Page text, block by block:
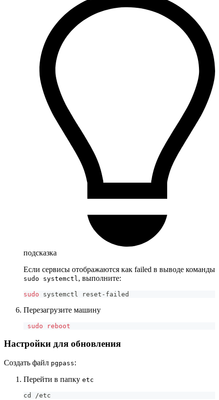
подсказка
Если сервисы отображаются как failed в выводе команды
sudo systemctl , выполните:
sudo systemctl reset-failed
Перезагрузите машину
sudo reboot
Настройки для обновления
Создать файл pgpass:
Перейти в папку etc
cd /etc